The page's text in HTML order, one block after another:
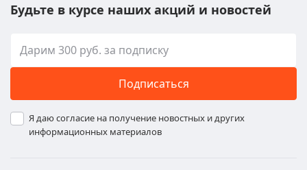
Будьте в курсе наших акций и новостей
Подписаться
Я даю согласие на получение новостных и других
информационных материалов